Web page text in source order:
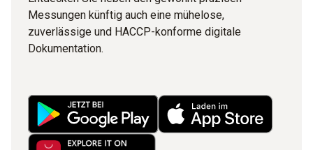
Messungen künftig auch eine mühelose,
zuverlässige und HACCP-konforme digitale
Dokumentation.